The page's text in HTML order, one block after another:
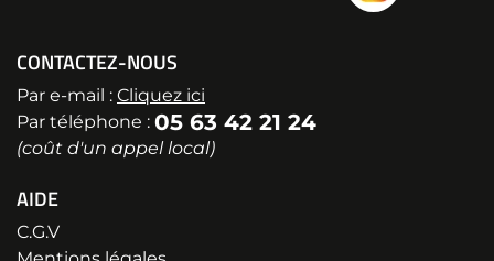
CONTACTEZ-NOUS
Par e-mail : Cliquez ici
Par téléphone : 05 63 42 21 24
(coût d'un appel local)
AIDE
C.G.V